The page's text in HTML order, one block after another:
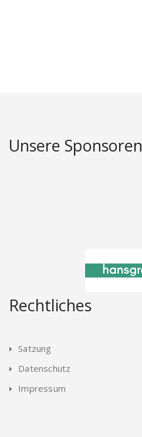
Unsere Sponsoren
Rechtliches
Satzung
Datenschutz
Impressum